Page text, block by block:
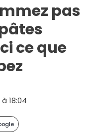
pas
ce que
18:04